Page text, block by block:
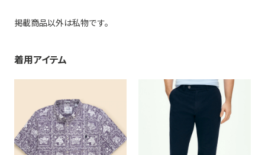
掲載商品以外は私物です。
着用アイテム